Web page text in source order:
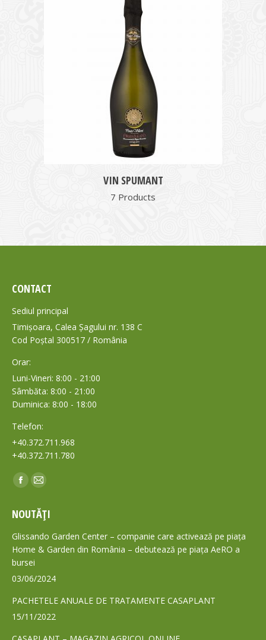
VIN SPUMANT
7 Products
CONTACT
Sediul principal
Timișoara, Calea Șagului nr. 138 C
Cod Poștal 300517 / România
Orar:
Luni-Vineri: 8:00 - 21:00
Sâmbăta: 8:00 - 21:00
Duminica: 8:00 - 18:00
Telefon:
+40.372.711.968
+40.372.711.780
Find us on:
Facebook
opens
in
new
window
Mail
opens
in
new
NOUTĂȚI
Glissando Garden Center – companie care activează pe piața
Home & Garden din România – debutează pe piața AeRO a
bursei
03/06/2024
PACHETELE ANUALE DE TRATAMENTE CASAPLANT
15/11/2022